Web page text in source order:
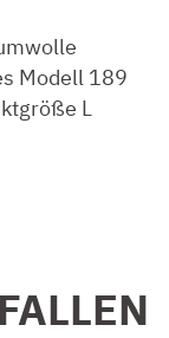
Modell 189
L